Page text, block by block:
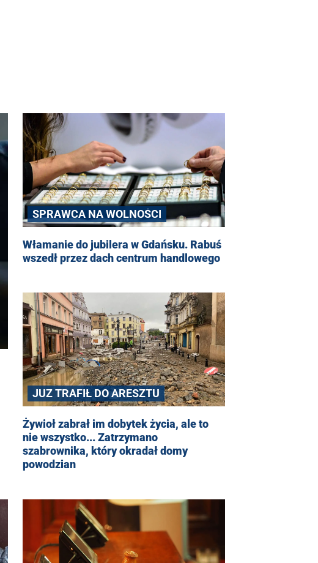
SPRAWCA NA WOLNOŚCI
Włamanie do jubilera w Gdańsku. Rabuś
wszedł przez dach centrum handlowego
JUZ TRAFIŁ DO ARESZTU
Żywioł zabrał im dobytek życia, ale to
nie wszystko... Zatrzymano
szabrownika, który okradał domy
powodzian